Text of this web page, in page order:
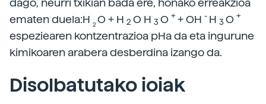
dago, neurri txikian bada ere, honako erreakzioa
ematen duela:H 2 O + H 2 O H 3O + + OH - H 3O +
espeziearen kontzentrazioa pHa da eta ingurune
kimikoaren arabera desberdina izango da.
Disolbatutako ioiak